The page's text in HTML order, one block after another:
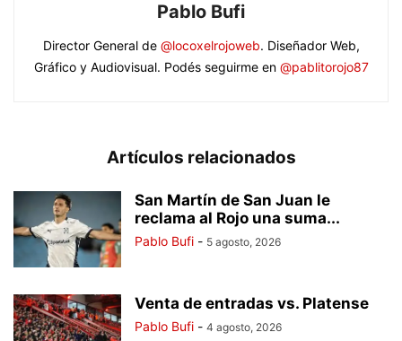
Pablo Bufi
Director General de @locoxelrojoweb. Diseñador Web,
Gráfico y Audiovisual. Podés seguirme en @pablitorojo87
Artículos relacionados
San Martín de San Juan le
reclama al Rojo una suma...
Pablo Bufi - 5 agosto, 2026
Venta de entradas vs. Platense
Pablo Bufi - 4 agosto, 2026